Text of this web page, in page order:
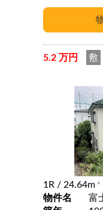
5.2 万円 敷
1R / 24.64m 2
物件名
富